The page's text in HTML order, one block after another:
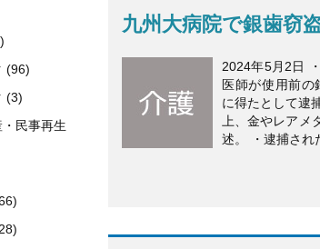
九州大病院で銀歯窃
2024年5月2日
医師が使用前の
に得たとして逮
上、金やレア
述。 ・逮捕され
(96)
(3)
民事再生